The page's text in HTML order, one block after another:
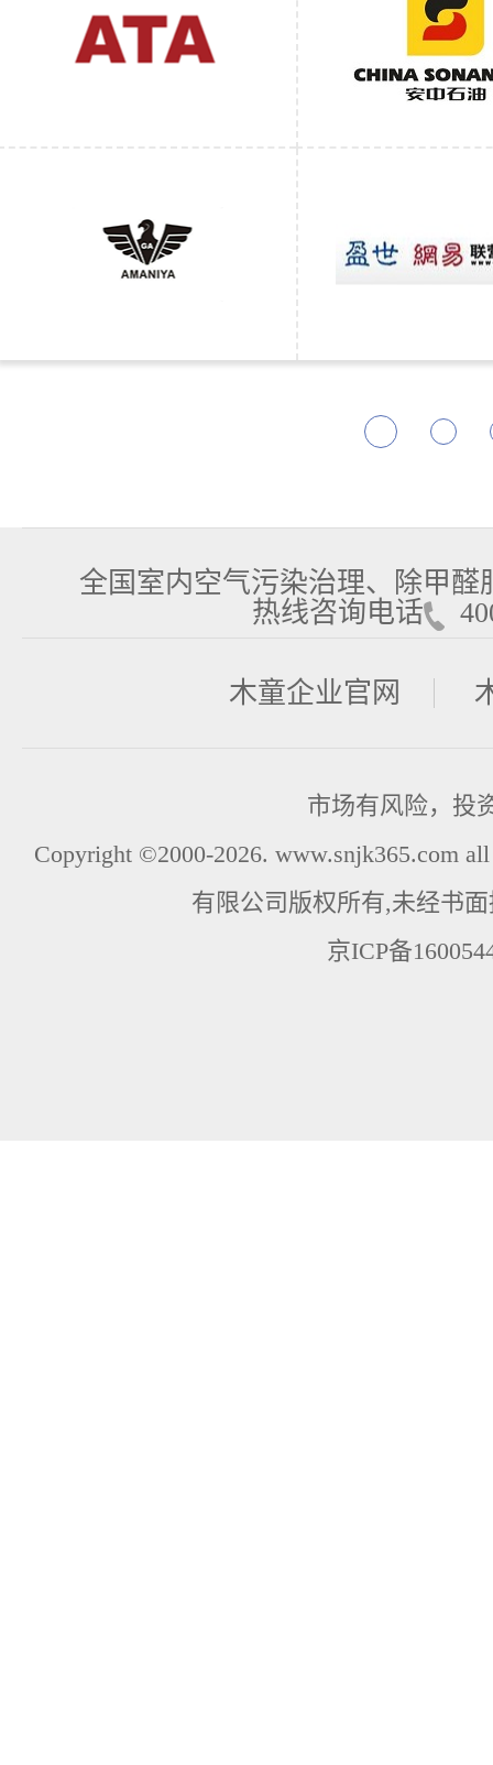
全国室内空气污染治理、除甲
热线咨询电话
木童企业官网
市场有风险，投
Copyright ©2000-2026. www.snjk365.com
有限公司版权所有,未经书
京ICP备